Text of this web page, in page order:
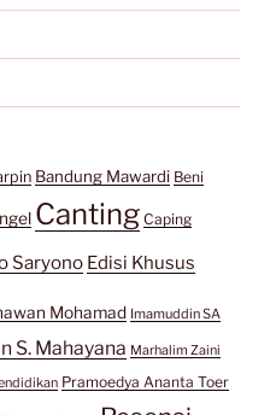
Bandung Mawardi Beni
Canting Caping
Saryono Edisi Khusus
Mohamad Imamuddin SA
S. Mahayana Marhalim Zaini
Pramoedya Ananta Toer